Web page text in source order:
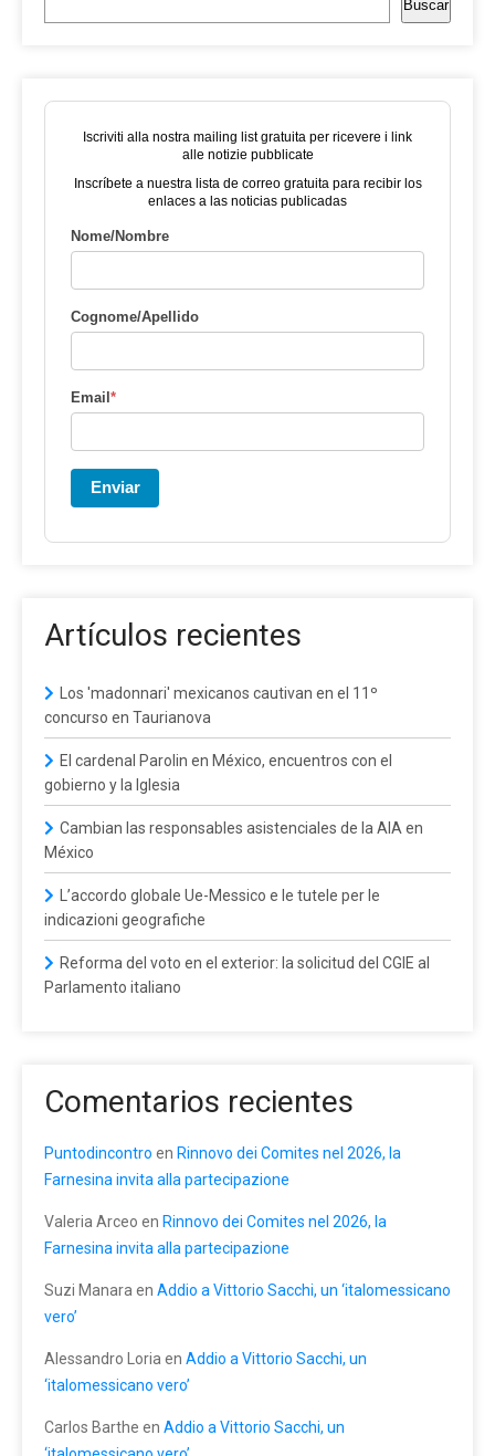
Buscar
Iscriviti alla nostra mailing list gratuita per ricevere i link
alle notizie pubblicate
Inscríbete a nuestra lista de correo gratuita para recibir los
enlaces a las noticias publicadas
Nome/Nombre
Cognome/Apellido
Email*
Enviar
Artículos recientes
Los 'madonnari' mexicanos cautivan en el 11º
concurso en Taurianova
El cardenal Parolin en México, encuentros con el
gobierno y la Iglesia
Cambian las responsables asistenciales de la AIA en
México
L’accordo globale Ue-Messico e le tutele per le
indicazioni geografiche
Reforma del voto en el exterior: la solicitud del CGIE al
Parlamento italiano
Comentarios recientes
Puntodincontro en Rinnovo dei Comites nel 2026, la
Farnesina invita alla partecipazione
Valeria Arceo en Rinnovo dei Comites nel 2026, la
Farnesina invita alla partecipazione
Suzi Manara en Addio a Vittorio Sacchi, un ‘italomessicano
vero’
Alessandro Loria en Addio a Vittorio Sacchi, un
‘italomessicano vero’
Carlos Barthe en Addio a Vittorio Sacchi, un